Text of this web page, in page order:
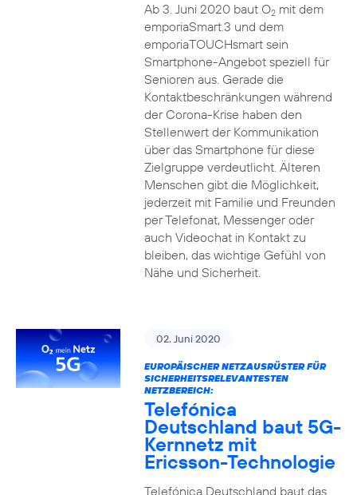
Ab 3. Juni 2020 baut O2mit dem
emporiaSmart.3 und dem
emporiaTOUCHsmart sein
Smartphone-Angebot speziell für
Senioren aus. Gerade die
Kontaktbeschränkungen während
der Corona-Krise haben den
Stellenwert der Kommunikation
über das Smartphone für diese
Zielgruppe verdeutlicht. Älteren
Menschen gibt die Möglichkeit,
jederzeit mit Familie und Freunden
per Telefonat, Messenger oder
auch Videochat in Kontakt zu
bleiben, das wichtige Gefühl von
Nähe und Sicherheit.
02. Juni 2020
EUROPÄISCHER NETZAUSRÜSTER FÜR
SICHERHEITSRELEVANTESTEN
NETZBEREICH:
Telefónica
Deutschland baut 5G-
Kernnetz mit
Ericsson-Technologie
Telefónica Deutschland baut das